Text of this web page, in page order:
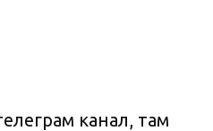
канал, там